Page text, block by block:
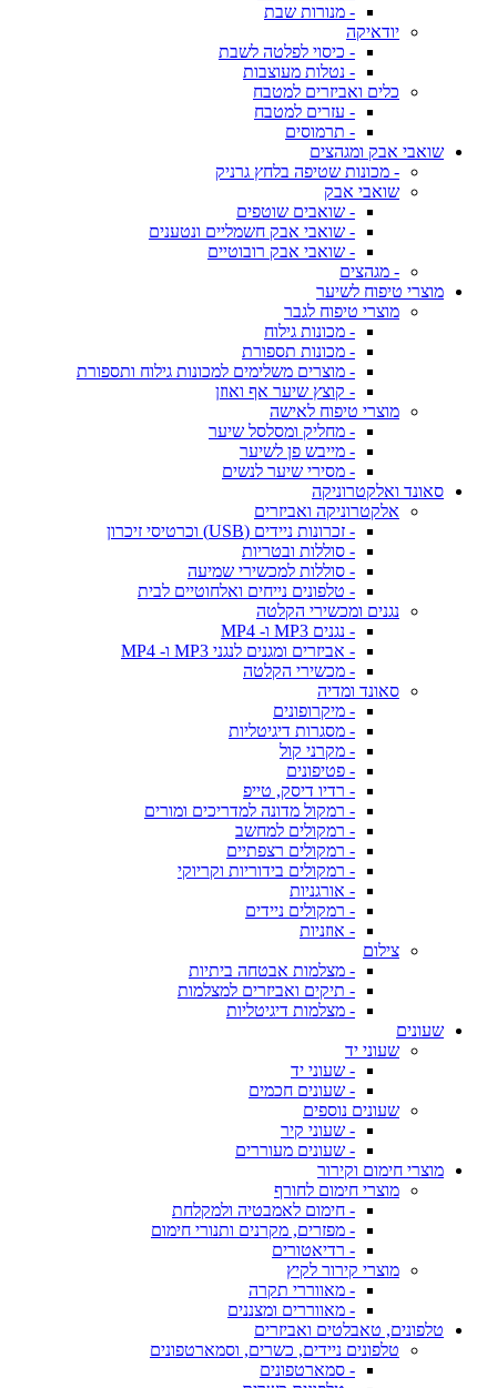
- מנורות שבת
יודאיקה
- כיסוי לפלטה לשבת
- נטלות מעוצבות
כלים ואביזרים למטבח
- עזרים למטבח
- תרמוסים
שואבי אבק ומגהצים
- מכונות שטיפה בלחץ גרניק
שואבי אבק
- שואבים שוטפים
- שואבי אבק חשמליים ונטענים
- שואבי אבק רובוטיים
- מגהצים
מוצרי טיפוח לשיער
מוצרי טיפוח לגבר
- מכונות גילוח
- מכונות תספורת
- מוצרים משלימים למכונות גילוח ותספורת
- קוצץ שיער אף ואוזן
מוצרי טיפוח לאישה
- מחליק ומסלסל שיער
- מייבש פן לשיער
- מסירי שיער לנשים
סאונד ואלקטרוניקה
אלקטרוניקה ואביזרים
- זכרונות ניידים (USB) וכרטיסי זיכרון
- סוללות ובטריות
- סוללות למכשירי שמיעה
- טלפונים נייחים ואלחוטיים לבית
נגנים ומכשירי הקלטה
- נגנים MP3 ו- MP4
- אביזרים ומגנים לנגני MP3 ו- MP4
- מכשירי הקלטה
סאונד ומדיה
- מיקרופונים
- מסגרות דיגיטליות
- מקרני קול
- פטיפונים
- רדיו דיסק, טייפ
- רמקול מדונה למדריכים ומורים
- רמקולים למחשב
- רמקולים רצפתיים
- רמקולים בידוריות וקריוקי
- אורגניות
- רמקולים ניידים
- אוזניות
צילום
- מצלמות אבטחה ביתיות
- תיקים ואביזרים למצלמות
- מצלמות דיגיטליות
שעונים
שעוני יד
- שעוני יד
- שעונים חכמים
שעונים נוספים
- שעוני קיר
- שעונים מעוררים
מוצרי חימום וקירור
מוצרי חימום לחורף
- חימום לאמבטיה ולמקלחת
- מפזרים, מקרנים ותנורי חימום
- רדיאטורים
מוצרי קירור לקיץ
- מאווררי תקרה
- מאווררים ומצננים
טלפונים, טאבלטים ואביזרים
טלפונים ניידים, כשרים, וסמארטפונים
- סמארטפונים